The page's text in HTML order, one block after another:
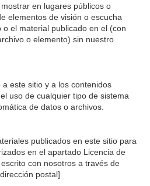
en lugares públicos o
elementos de visión o escucha
el material publicado en el (con
o elemento) sin nuestro
este sitio y a los contenidos
uso de cualquier tipo de sistema
de datos o archivos.
publicados en este sitio para
en el apartado Licencia de
con nosotros a través de
postal]